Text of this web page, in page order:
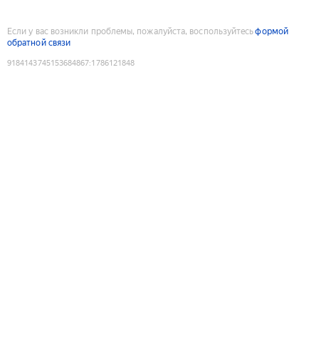
Если у вас возникли проблемы, пожалуйста, воспользуйтесьформой
обратной связи
9184143745153684867:1786121848